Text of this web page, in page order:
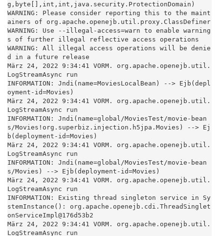
g,byte[],int,int,java.security.ProtectionDomain)
WARNING: Please consider reporting this to the maint
ainers of org.apache.openejb.util.proxy.ClassDefiner
WARNING: Use --illegal-access=warn to enable warning
s of further illegal reflective access operations
WARNING: All illegal access operations will be denie
d in a future release
März 24, 2022 9:34:41 VORM. org.apache.openejb.util.
LogStreamAsync run
INFORMATION: Jndi(name=MoviesLocalBean) --> Ejb(depl
oyment-id=Movies)
März 24, 2022 9:34:41 VORM. org.apache.openejb.util.
LogStreamAsync run
INFORMATION: Jndi(name=global/MoviesTest/movie-bean
s/Movies!org.superbiz.injection.h5jpa.Movies) --> Ej
b(deployment-id=Movies)
März 24, 2022 9:34:41 VORM. org.apache.openejb.util.
LogStreamAsync run
INFORMATION: Jndi(name=global/MoviesTest/movie-bean
s/Movies) --> Ejb(deployment-id=Movies)
März 24, 2022 9:34:41 VORM. org.apache.openejb.util.
LogStreamAsync run
INFORMATION: Existing thread singleton service in Sy
stemInstance(): org.apache.openejb.cdi.ThreadSinglet
onServiceImpl@176d53b2
März 24, 2022 9:34:41 VORM. org.apache.openejb.util.
LogStreamAsync run